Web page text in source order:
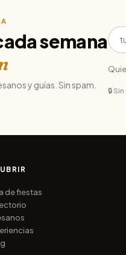
semana
y guías. Sin spam.
🔒
de fiestas